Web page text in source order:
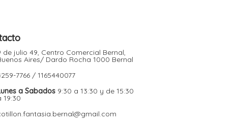
de julio 49, Centro Comercial Bernal,
Aires/ Dardo Rocha 1000 Bernal
7766 / 1165440077
a Sabados9:30 a 13:30 y de 15:30
19:30